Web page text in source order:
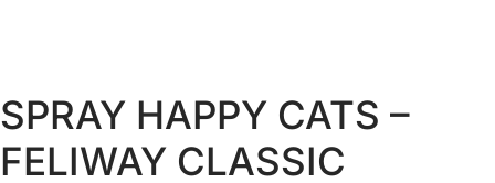
SPRAY HAPPY CATS –
FELIWAY CLASSIC